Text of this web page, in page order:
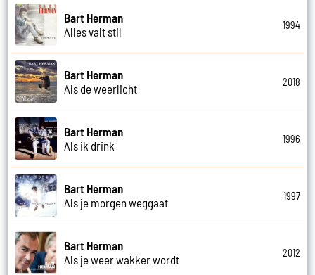
Bart Herman
Alles valt stil
1994
Bart Herman
Als de weerlicht
2018
Bart Herman
Als ik drink
1996
Bart Herman
Als je morgen weggaat
1997
Bart Herman
Als je weer wakker wordt
2012